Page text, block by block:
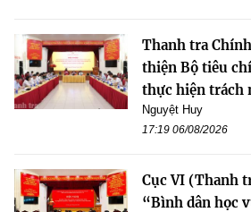
Thanh tra
thiện Bộ tiêu
thực hiện trách
Nguyệt Huy
17:19 06/08/2026
Cục VI (Thanh
“Bình dân học